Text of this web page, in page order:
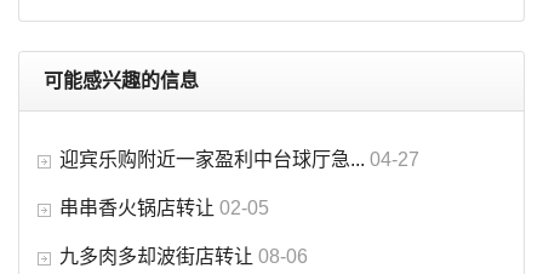
可能感兴趣的信息
迎宾乐购附近一家盈利中台球厅急... 04-27
串串香火锅店转让 02-05
九多肉多却波街店转让 08-06